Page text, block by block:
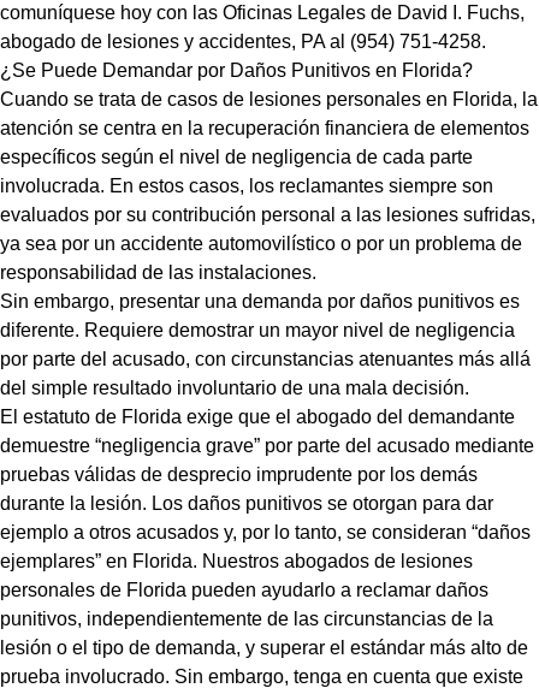
comuníquese hoy con las Oficinas Legales de David I. Fuchs,
abogado de lesiones y accidentes, PA al (954) 751-4258.
¿Se Puede Demandar por Daños Punitivos en Florida?
Cuando se trata de casos de lesiones personales en Florida, la
atención se centra en la recuperación financiera de elementos
específicos según el nivel de negligencia de cada parte
involucrada. En estos casos, los reclamantes siempre son
evaluados por su contribución personal a las lesiones sufridas,
ya sea por un accidente automovilístico o por un problema de
responsabilidad de las instalaciones.
Sin embargo, presentar una demanda por daños punitivos es
diferente. Requiere demostrar un mayor nivel de negligencia
por parte del acusado, con circunstancias atenuantes más allá
del simple resultado involuntario de una mala decisión.
El estatuto de Florida exige que el abogado del demandante
demuestre “negligencia grave” por parte del acusado mediante
pruebas válidas de desprecio imprudente por los demás
durante la lesión. Los daños punitivos se otorgan para dar
ejemplo a otros acusados ​​y, por lo tanto, se consideran “daños
ejemplares” en Florida. Nuestros abogados de lesiones
personales de Florida pueden ayudarlo a reclamar daños
punitivos, independientemente de las circunstancias de la
lesión o el tipo de demanda, y superar el estándar más alto de
prueba involucrado. Sin embargo, tenga en cuenta que existe